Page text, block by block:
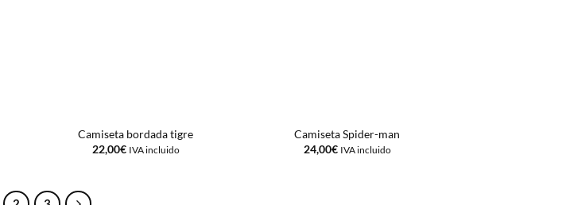
Camiseta bordada tigre
22,00€ IVA incluido
Camiseta Spider-man
24,00€ IVA incluido